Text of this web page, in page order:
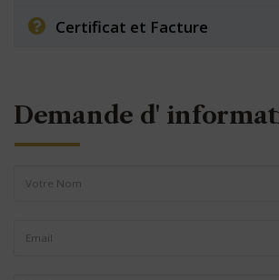
Certificat et Facture
Demande d'